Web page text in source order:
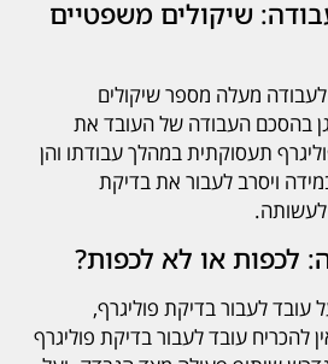
שיקולים משפטיים
מעלה מספר שיקולים
בהסכם העבודה של העובד את
תעסוקתית במהלך עבודתו והן
ויסרב לעבור את בדיקת
לכפות או לא לכפות?
עובד לעבור בדיקת פוליגרף,
עובד לעבור בדיקת פוליגרף